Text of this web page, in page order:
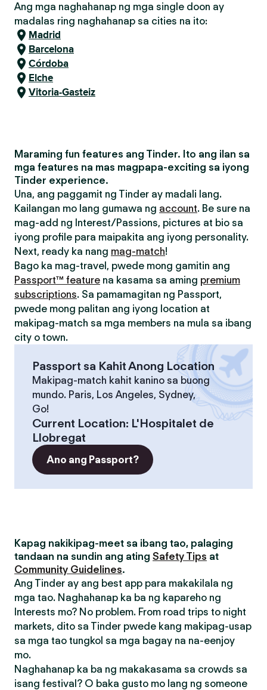
Ang mga naghahanap ng mga single doon ay
madalas ring naghahanap sa cities na ito:
Madrid
Barcelona
Córdoba
Elche
Vitoria-Gasteiz
Maraming fun features ang Tinder. Ito ang ilan sa
mga features na mas magpapa-exciting sa iyong
Tinder experience.
Una, ang paggamit ng Tinder ay madali lang.
Kailangan mo lang gumawa ng account. Be sure na
mag-add ng Interest/Passions, pictures at bio sa
iyong profile para maipakita ang iyong personality.
Next, ready ka nang mag-match!
Bago ka mag-travel, pwede mong gamitin ang
Passport™ feature na kasama sa aming premium
subscriptions. Sa pamamagitan ng Passport,
pwede mong palitan ang iyong location at
makipag-match sa mga members na mula sa ibang
city o town.
Passport sa Kahit Anong Location
Makipag-match kahit kanino sa buong
mundo. Paris, Los Angeles, Sydney,
Go!
Current Location: L'Hospitalet de
Llobregat
Ano ang Passport?
Kapag nakikipag-meet sa ibang tao, palaging
tandaan na sundin ang ating Safety Tips at
Community Guidelines.
Ang Tinder ay ang best app para makakilala ng
mga tao. Naghahanap ka ba ng kapareho ng
Interests mo? No problem. From road trips to night
markets, dito sa Tinder pwede kang makipag-usap
sa mga tao tungkol sa mga bagay na na-eenjoy
mo.
Naghahanap ka ba ng makakasama sa crowds sa
isang festival? O baka gusto mo lang ng someone